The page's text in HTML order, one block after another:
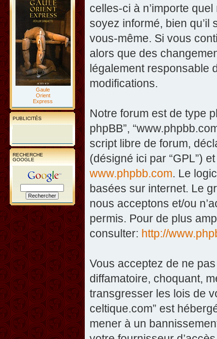
Gaule
Orient
Express
PUBLICITÉS
RECHERCHE
GOOGLE
celles-ci à n’importe
soyez informé, bien
vous-même. Si vous
alors que des
légalement responsable
modifications.
Notre forum est de type
phpBB”,
script libre de forum,
(désigné ici par “GPL”)
www.phpbb.com. Le
basées sur internet. Le
nous acceptons et/ou
permis. Pour de plus
consulter: http://
Vous acceptez de ne
diffamatoire, choquant,
transgresser les lois de
celtique.com” est
mener à un